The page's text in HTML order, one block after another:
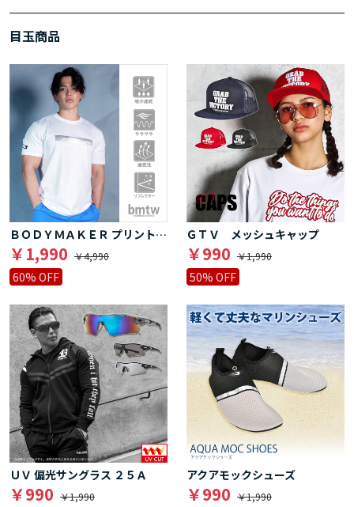
目玉商品
ＢＯＤＹＭＡＫＥＲ プリントＴシャツ１
￥1,990 ￥4,990
60% OFF
ＧＴＶ メッシュキャップ
￥990 ￥1,990
50% OFF
ＵＶ 偏光サングラス ２５Ａ
￥990 ￥1,990
アクアモックシューズ
￥990 ￥1,990